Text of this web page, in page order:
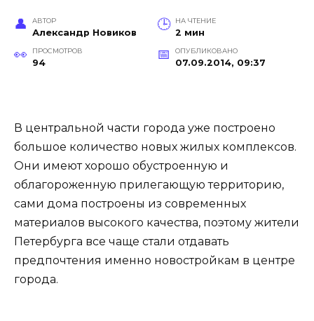
АВТОР
Александр Новиков
НА ЧТЕНИЕ
2 мин
ПРОСМОТРОВ
94
ОПУБЛИКОВАНО
07.09.2014, 09:37
В центральной части города уже построено
большое количество новых жилых комплексов.
Они имеют хорошо обустроенную и
облагороженную прилегающую территорию,
сами дома построены из современных
материалов высокого качества, поэтому жители
Петербурга все чаще стали отдавать
предпочтения именно новостройкам в центре
города.